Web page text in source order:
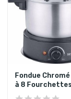
Fondue
à 8 Fourchettes
FO2470...